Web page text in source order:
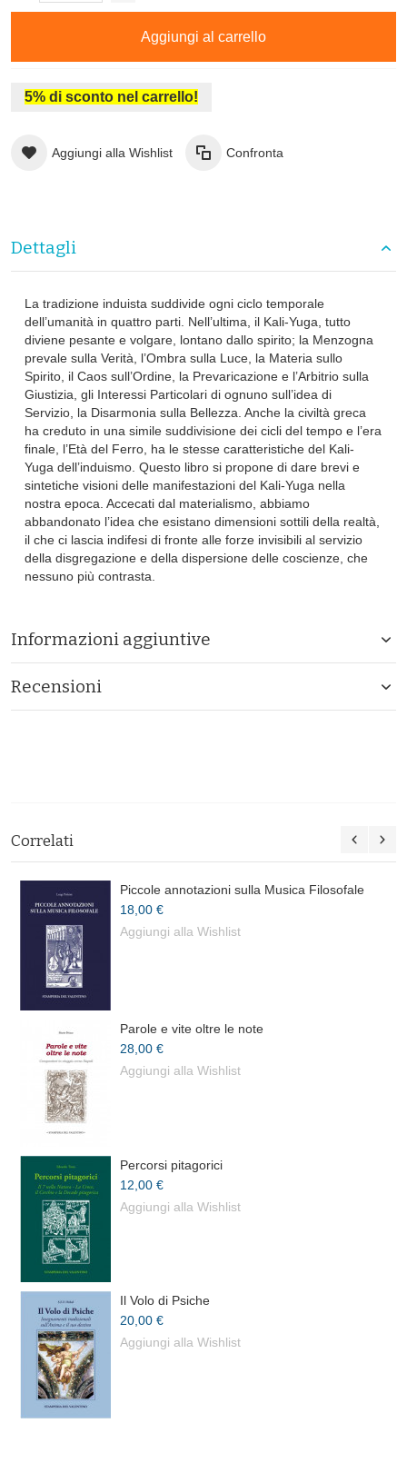
Aggiungi al carrello
5% di sconto nel carrello!
Aggiungi alla Wishlist Confronta
Correlati
Piccole annotazioni sulla Musica Filosofale
18,00 €
Aggiungi alla Wishlist
Parole e vite oltre le note
28,00 €
Aggiungi alla Wishlist
Percorsi pitagorici
12,00 €
Aggiungi alla Wishlist
Il Volo di Psiche
20,00 €
Aggiungi alla Wishlist
Dettagli
La tradizione induista suddivide ogni ciclo temporale
dell’umanità in quattro parti. Nell’ultima, il Kali-Yuga, tutto
diviene pesante e volgare, lontano dallo spirito; la Menzogna
prevale sulla Verità, l’Ombra sulla Luce, la Materia sullo
Spirito, il Caos sull’Ordine, la Prevaricazione e l’Arbitrio sulla
Giustizia, gli Interessi Particolari di ognuno sull’idea di
Servizio, la Disarmonia sulla Bellezza. Anche la civiltà greca
ha creduto in una simile suddivisione dei cicli del tempo e l’era
finale, l’Età del Ferro, ha le stesse caratteristiche del Kali-
Yuga dell’induismo. Questo libro si propone di dare brevi e
sintetiche visioni delle manifestazioni del Kali-Yuga nella
nostra epoca. Accecati dal materialismo, abbiamo
abbandonato l’idea che esistano dimensioni sottili della realtà,
il che ci lascia indifesi di fronte alle forze invisibili al servizio
della disgregazione e della dispersione delle coscienze, che
nessuno più contrasta.
Informazioni aggiuntive
Recensioni